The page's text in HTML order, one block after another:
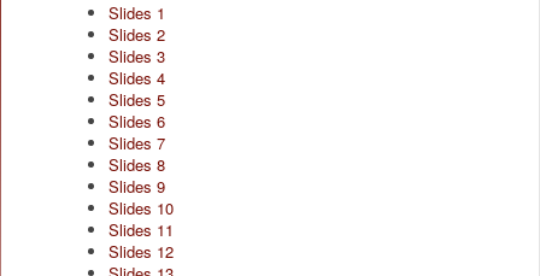
Slides 1
Slides 2
Slides 3
Slides 4
Slides 5
Slides 6
Slides 7
Slides 8
Slides 9
Slides 10
Slides 11
Slides 12